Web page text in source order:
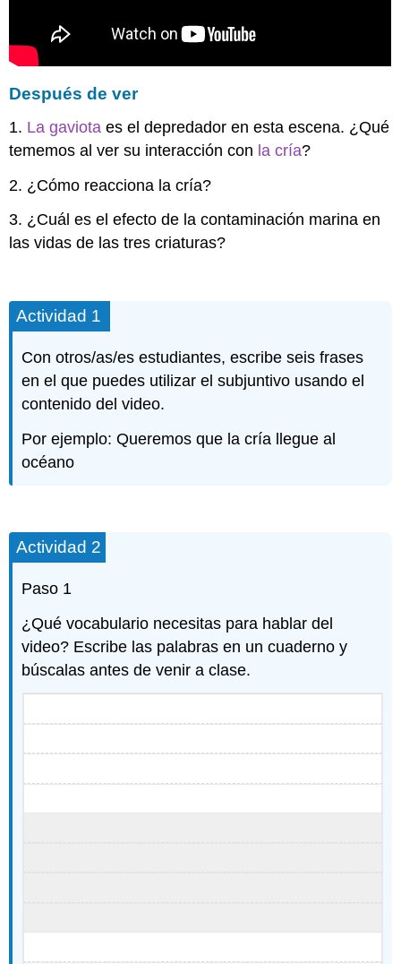
Después de ver
1. La gaviota es el depredador en esta escena. ¿Qué
tememos al ver su interacción con la cría?
2. ¿Cómo reacciona la cría?
3. ¿Cuál es el efecto de la contaminación marina en
las vidas de las tres criaturas?
Actividad 1
Con otros/as/es estudiantes, escribe seis frases
en el que puedes utilizar el subjuntivo usando el
contenido del video.
Por ejemplo: Queremos que la cría llegue al
océano
Actividad 2
Paso 1
¿Qué vocabulario necesitas para hablar del
video? Escribe las palabras en un cuaderno y
búscalas antes de venir a clase.